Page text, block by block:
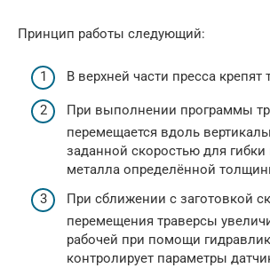
Принцип работы следующий:
В верхней части пресса крепят
При выполнении программы
перемещается вдоль
заданной скоростью для гибки
металла определённой
При сближении с заготовкой
перемещения траверсы
рабочей при помощи
контролирует параметры